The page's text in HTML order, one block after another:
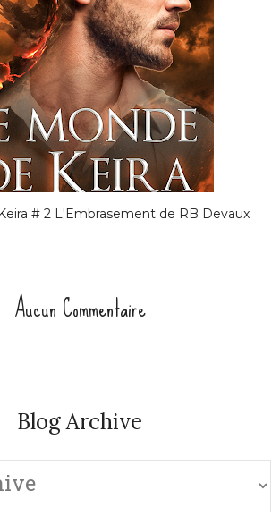
# 2 L'Embrasement de RB Devaux
Aucun Commentaire
Blog Archive